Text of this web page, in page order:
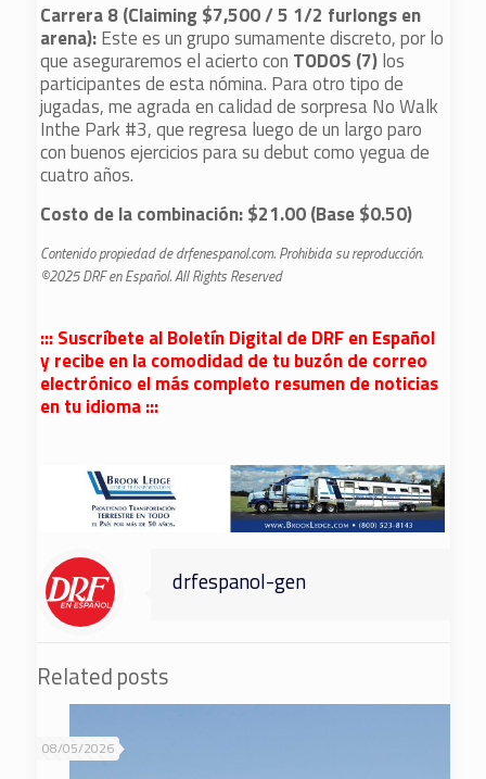
Carrera 8 (Claiming $7,500 / 5 1/2 furlongs en
arena):Este es un grupo sumamente discreto, por lo
que aseguraremos el acierto con TODOS (7)los
participantes de esta nómina. Para otro tipo de
jugadas, me agrada en calidad de sorpresa No Walk
Inthe Park #3, que regresa luego de un largo paro
con buenos ejercicios para su debut como yegua de
cuatro años.
Costo de la combinación: $21.00 (Base $0.50)
Contenido propiedad de drfenespanol.com. Prohibida su reproducción.
©2025 DRF en Español. All Rights Reserved
::: Suscríbete al Boletín Digital de DRF en Español
y recibe en la comodidad de tu buzón de correo
electrónico el más completo resumen de noticias
en tu idioma :::
drfespanol-gen
Related posts
08/05/2026